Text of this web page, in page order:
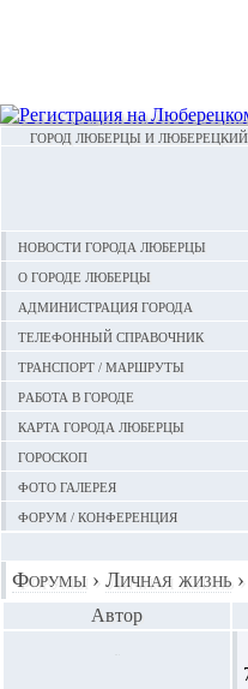
ГОРОД ЛЮБЕРЦЫ И
Новости города Люберцы
О городе Люберцы
Администрация города
Телефонный справочник
Транспорт / маршруты
Работа в городе
Карта города Люберцы
Гороскоп
Фото галерея
Форум / конференция
Форумы › Личная жизнь ›
Автор